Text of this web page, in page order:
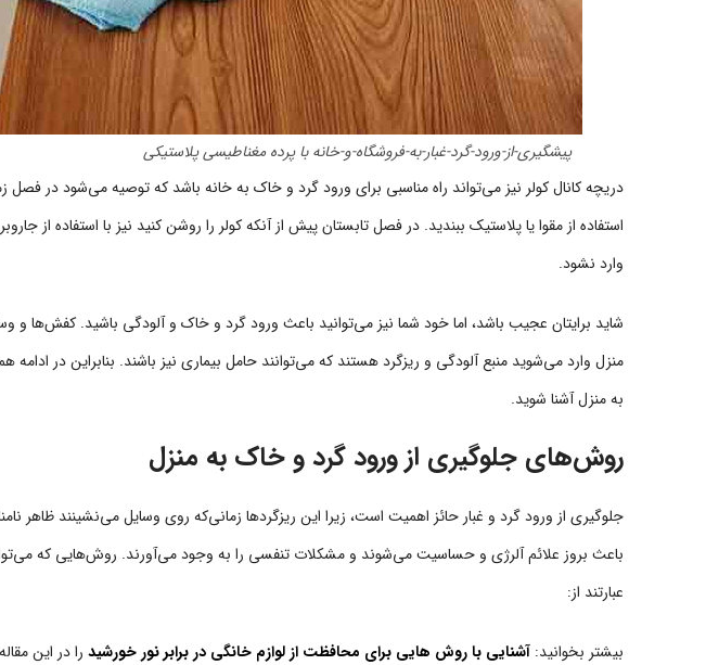
پیشگیری-از-ورود-گرد-غبار-به-فروشگاه-و-خانه با پرده مغناطیسی پلاستیکی
دریچه کانال کولر نیز می‌تواند راه مناسبی برای ورود گرد و خاک به خانه باشد که توصیه می‌شود در فصل
استفاده از مقوا یا پلاستیک ببندید. در فصل تابستان پیش از آنکه کولر را روشن کنید نیز با استفاده از
وارد نشود.
شاید برایتان عجیب باشد، اما خود شما نیز می‌توانید باعث ورود گرد و خاک و آلودگی باشید. کفش‌ها و
منزل وارد می‌شوید منبع آلودگی و ریزگرد هستند که می‌توانند حامل بیماری نیز باشند. بنابراین در ادامه
به منزل آشنا شوید.
روش‌های جلوگیری از ورود گرد و خاک به منزل
جلوگیری از ورود گرد و غبار حائز اهمیت است، زیرا این ریزگردها زمانی‌که روی وسایل می‌نشینند ظاهر
باعث بروز علائم آلرژی و حساسیت می‌شوند و مشکلات تنفسی را به وجود می‌آورند. روش‌هایی که
عبارتند از:
بیشتر بخوانید: آشنایی با روش هایی برای محافظت از لوازم خانگی در برابر نور خورشید را در این